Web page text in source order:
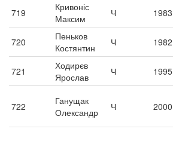
719
Кривоніс
Максим
Ч 1983
720
Пеньков
Костянтин
Ч 1982
721
Ходирєв
Ярослав
Ч 1995
722
Ганущак
Олександр
Ч 2000